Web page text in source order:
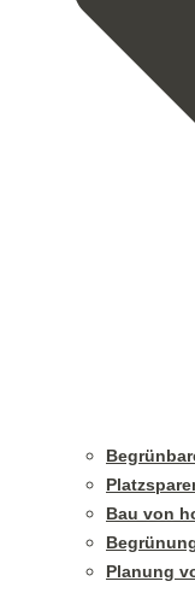
Bau von
Planung